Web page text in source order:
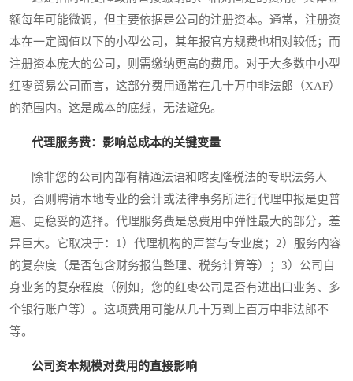
额每年可能微调，但主要依据是公司的注册资本。通常，注册资
本在一定阈值以下的小型公司，其年报官方规费也相对较低；而
注册资本庞大的公司，则需缴纳更高的费用。对于大多数中小型
红枣贸易公司而言，这部分费用通常在几十万中非法郎（XAF）
的范围内。这是成本的底线，无法避免。
代理服务费：影响总成本的关键变量
除非您的公司内部有精通法语和喀麦隆税法的专职法务人
员，否则聘请本地专业的会计或法律事务所进行代理申报是更普
遍、更稳妥的选择。代理服务费是总费用中弹性最大的部分，差
异巨大。它取决于：1）代理机构的声誉与专业度；2）服务内容
的复杂度（是否包含财务报告整理、税务计算等）；3）公司自
身业务的复杂程度（例如，您的红枣公司是否有进出口业务、多
个银行账户等）。这项费用可能从几十万到上百万中非法郎不
等。
公司资本规模对费用的直接影响